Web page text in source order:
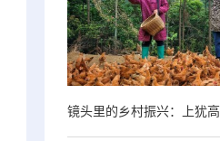
镜头里的乡村振兴：上犹